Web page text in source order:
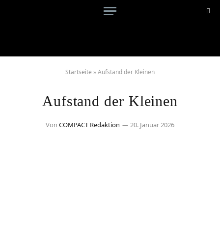
Startseite »Aufstand der Kleinen
Aufstand der Kleinen
Von COMPACT Redaktion 20. Januar 2026